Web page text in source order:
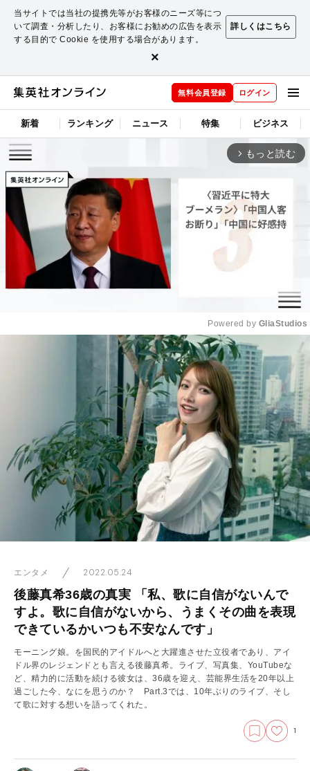
当サイトでは当社の提携先等がお客様のニーズ等につ
いて調査・分析したり、お客様にお勧めの広告を表示
する目的で Cookie を使用する場合があります。
詳しくはこちら
×
無料会員登録 ログイン
新着 ランキング ニュース 特集 ビジネス
arrow_forward_ios もっと読む
Mute
Powered by GliaStudios
エンタメ 2022.05.24
後藤真希36歳の真実 「私、歌に自信がないんで
すよ。歌に自信がないから、うまくその曲を表現
できているかいつも不安なんです」
モーニング娘。を国民的アイドルへと大躍進させた立役者であり、アイ
ドル界のレジェンドとも言える後藤真希。ライブ、写真集、YouTubeな
ど、精力的に活動を続ける彼女は、36歳を迎え、芸能界生活を20年以上
過ごした今、なにを思うのか？ Part.3では、10年ぶりのライブ、そし
て歌に対する想いを語ってくれた。
1